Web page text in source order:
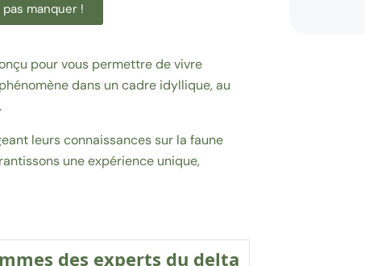
manquer !
pour vous permettre de vivre
dans un cadre idyllique, au
leurs connaissances sur la faune
une expérience unique,
des experts du delta